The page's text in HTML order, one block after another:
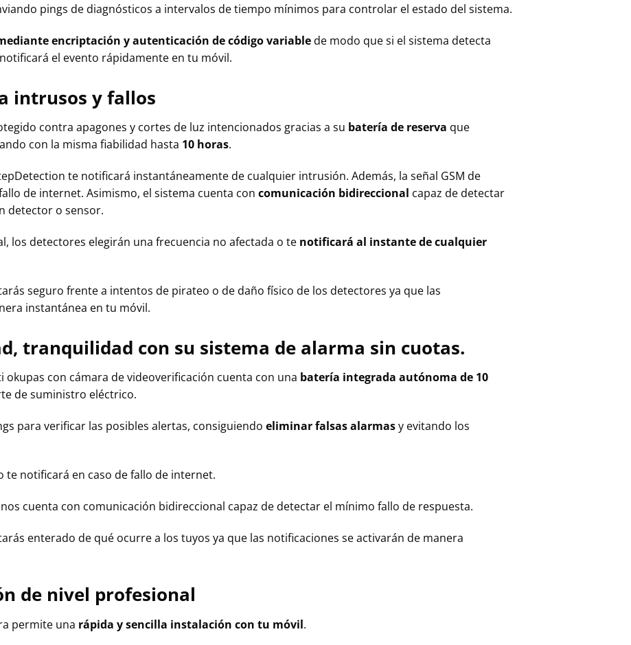
pings de diagnósticos a intervalos de tiempo mínimos para controlar el estado del sistema.
encriptación y autenticación de código variablede modo que si el sistema detecta
el evento rápidamente en tu móvil.
intrusos y fallos
contra apagones y cortes de luz intencionados gracias a su batería de reserva que
con la misma fiabilidad hasta 10 horas.
te notificará instantáneamente de cualquier intrusión. Además, la señal GSM de
de internet. Asimismo, el sistema cuenta con comunicación bidireccional capaz de detectar
detector o sensor.
los detectores elegirán una frecuencia no afectada o te notificará al instante de cualquier
seguro frente a intentos de pirateo o de daño físico de los detectores ya que las
instantánea en tu móvil.
tranquilidad con su sistema de alarma sin cuotas.
okupas con cámara de videoverificación cuenta con una batería integrada autónoma de 10
de suministro eléctrico.
para verificar las posibles alertas, consiguiendo eliminar falsas alarmasy evitando los
te notificará en caso de fallo de internet.
cuenta con comunicación bidireccional capaz de detectar el mínimo fallo de respuesta.
enterado de qué ocurre a los tuyos ya que las notificaciones se activarán de manera
de nivel profesional
permite una rápida y sencilla instalación con tu móvil.